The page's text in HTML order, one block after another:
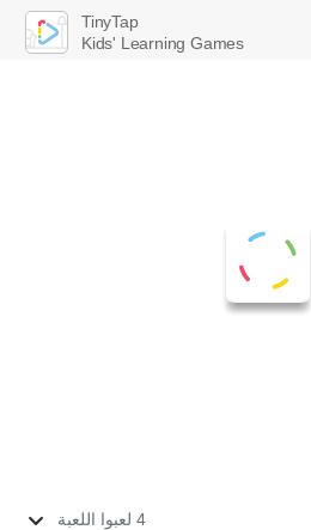
4 لعبوا اللعبة
TinyTap
Kids' Learning Games